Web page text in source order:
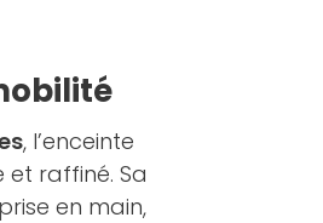
, l’enceinte
raffiné. Sa
en main,